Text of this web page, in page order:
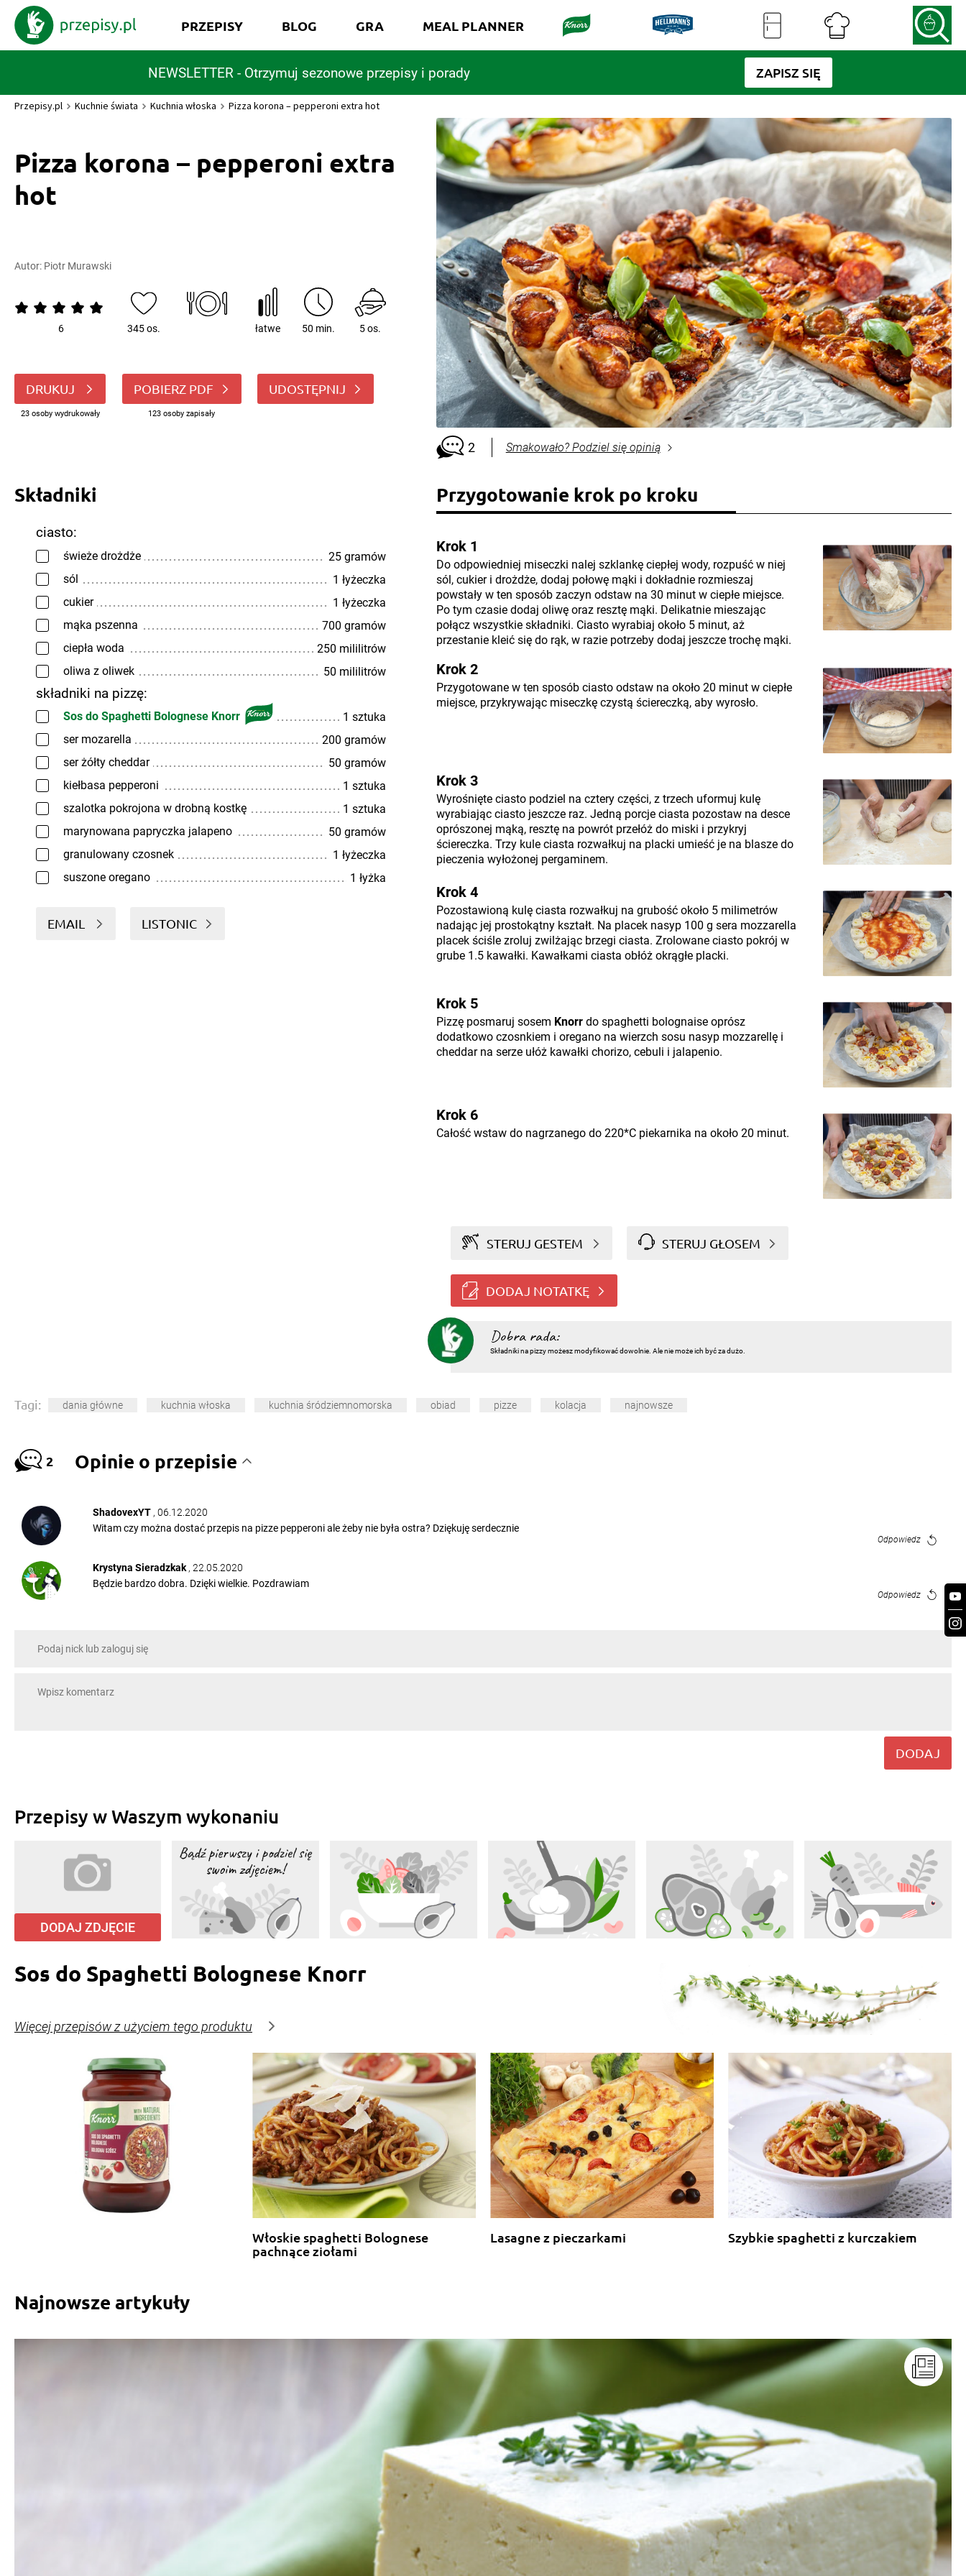
NEWSLETTER - Otrzymuj sezonowe przepisy i porady ZAPISZ SIĘ
PRZEPISY BLOG GRA MEAL PLANNER
Przepisy.pl Kuchnie świata Kuchnia włoska Pizza korona – pepperoni extra hot
Pizza korona – pepperoni extra
hot
Autor: Piotr Murawski
6 345 os. łatwe 50 min. 5 os.
DRUKUJ
23 osoby wydrukowały
POBIERZ PDF
123 osoby zapisały
UDOSTĘPNIJ
2 Smakowało? Podziel się opinią
Składniki
ciasto:
świeże drożdże
25 gramów
sól
1 łyżeczka
cukier
1 łyżeczka
mąka pszenna
700 gramów
ciepła woda
250 mililitrów
oliwa z oliwek
50 mililitrów
składniki na pizzę:
Sos do Spaghetti Bolognese Knorr
1 sztuka
ser mozarella
200 gramów
ser żółty cheddar
50 gramów
kiełbasa pepperoni
1 sztuka
szalotka pokrojona w drobną kostkę
1 sztuka
marynowana papryczka jalapeno
50 gramów
granulowany czosnek
1 łyżeczka
suszone oregano
1 łyżka
EMAIL LISTONIC
Przygotowanie krok po kroku
Krok 1
Do odpowiedniej miseczki nalej szklankę ciepłej wody, rozpuść w niej
sól, cukier i drożdże, dodaj połowę mąki i dokładnie rozmieszaj
powstały w ten sposób zaczyn odstaw na 30 minut w ciepłe miejsce.
Po tym czasie dodaj oliwę oraz resztę mąki. Delikatnie mieszając
połącz wszystkie składniki. Ciasto wyrabiaj około 5 minut, aż
przestanie kleić się do rąk, w razie potrzeby dodaj jeszcze trochę mąki.
Krok 2
Przygotowane w ten sposób ciasto odstaw na około 20 minut w ciepłe
miejsce, przykrywając miseczkę czystą ściereczką, aby wyrosło.
Krok 3
Wyrośnięte ciasto podziel na cztery części, z trzech uformuj kulę
wyrabiając ciasto jeszcze raz. Jedną porcje ciasta pozostaw na desce
oprószonej mąką, resztę na powrót przełóż do miski i przykryj
ściereczka. Trzy kule ciasta rozwałkuj na placki umieść je na blasze do
pieczenia wyłożonej pergaminem.
Krok 4
Pozostawioną kulę ciasta rozwałkuj na grubość około 5 milimetrów
nadając jej prostokątny kształt. Na placek nasyp 100 g sera mozzarella
placek ściśle zroluj zwilżając brzegi ciasta. Zrolowane ciasto pokrój w
grube 1.5 kawałki. Kawałkami ciasta obłóż okrągłe placki.
Krok 5
Pizzę posmaruj sosem Knorrdo spaghetti bolognaise oprósz
dodatkowo czosnkiem i oregano na wierzch sosu nasyp mozzarellę i
cheddar na serze ułóż kawałki chorizo, cebuli i jalapenio.
Krok 6
Całość wstaw do nagrzanego do 220*C piekarnika na około 20 minut.
STERUJ GESTEM STERUJ GŁOSEM
DODAJ NOTATKĘ
Dobra rada:
Składniki na pizzy możesz modyfikować dowolnie. Ale nie może ich być za dużo.
Tagi: dania główne kuchnia włoska kuchnia śródziemnomorska obiad pizze kolacja najnowsze
2 Opinie o przepisie
ShadovexYT , 06.12.2020
Witam czy można dostać przepis na pizze pepperoni ale żeby nie była ostra? Dziękuję serdecznie
Odpowiedz
Krystyna Sieradzkak , 22.05.2020
Będzie bardzo dobra. Dzięki wielkie. Pozdrawiam
Odpowiedz
DODAJ
Przepisy w Waszym wykonaniu
DODAJ ZDJĘCIE
Sos do Spaghetti Bolognese Knorr
Więcej przepisów z użyciem tego produktu
Włoskie spaghetti Bolognese
pachnące ziołami
Lasagne z pieczarkami Szybkie spaghetti z kurczakiem
Najnowsze artykuły